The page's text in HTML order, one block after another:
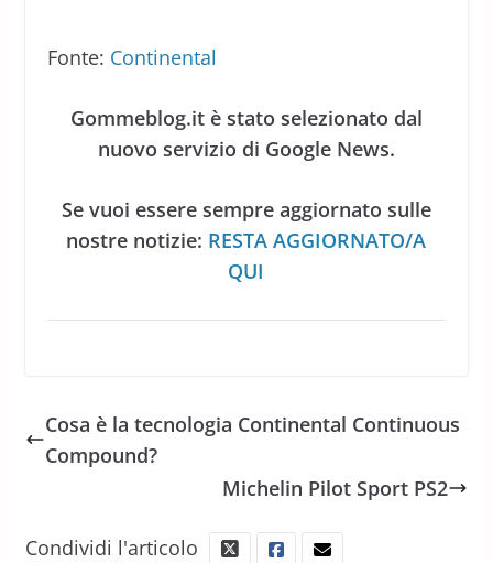
Fonte: Continental
Gommeblog.it è stato selezionato dal
nuovo servizio di Google News.
Se vuoi essere sempre aggiornato sulle
nostre notizie: RESTA AGGIORNATO/A
QUI
Cosa è la tecnologia Continental Continuous
Compound?
Michelin Pilot Sport PS2
Condividi l'articolo